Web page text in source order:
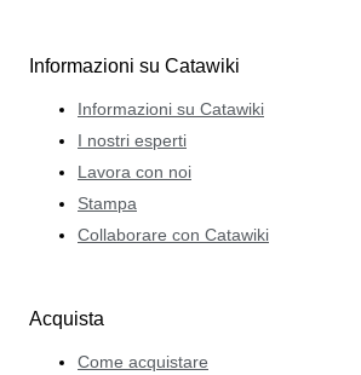
Informazioni su Catawiki
Informazioni su Catawiki
I nostri esperti
Lavora con noi
Stampa
Collaborare con Catawiki
Acquista
Come acquistare